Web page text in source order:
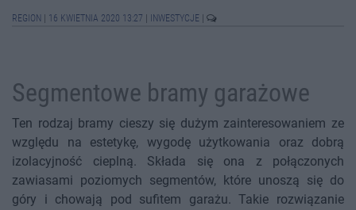
REGION 16 KWIETNIA 2020 13:27 INWESTYCJE
Segmentowe bramy garażowe
Ten rodzaj bramy cieszy się dużym zainteresowaniem ze
względu na estetykę, wygodę użytkowania oraz dobrą
izolacyjność cieplną. Składa się ona z połączonych
zawiasami poziomych segmentów, które unoszą się do
góry i chowają pod sufitem garażu. Takie rozwiązanie